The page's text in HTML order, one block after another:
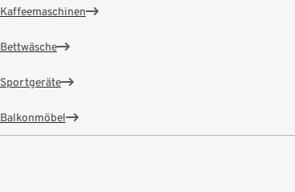
Kaffeemaschinen
Bettwäsche
Sportgeräte
Balkonmöbel